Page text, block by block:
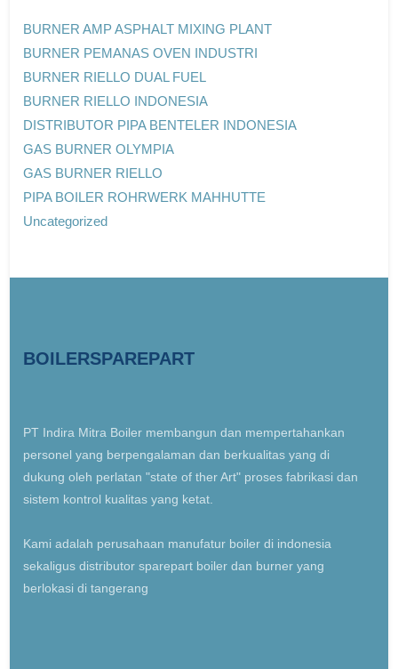
BURNER AMP ASPHALT MIXING PLANT
BURNER PEMANAS OVEN INDUSTRI
BURNER RIELLO DUAL FUEL
BURNER RIELLO INDONESIA
DISTRIBUTOR PIPA BENTELER INDONESIA
GAS BURNER OLYMPIA
GAS BURNER RIELLO
PIPA BOILER ROHRWERK MAHHUTTE
Uncategorized
BOILERSPAREPART
PT Indira Mitra Boiler membangun dan mempertahankan
personel yang berpengalaman dan berkualitas yang di
dukung oleh perlatan "state of ther Art" proses fabrikasi dan
sistem kontrol kualitas yang ketat.
Kami adalah perusahaan manufatur boiler di indonesia
sekaligus distributor sparepart boiler dan burner yang
berlokasi di tangerang